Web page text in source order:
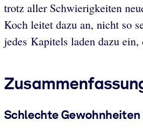
trotz aller Schwierigkeiten
Koch leitet dazu an, nicht so
jedes Kapitels laden dazu ein,
Schlechte